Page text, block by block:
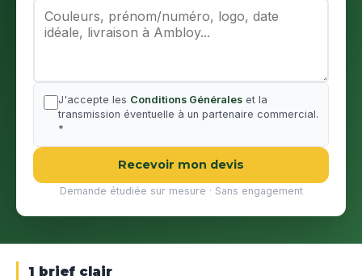
J'accepte les Conditions Générales et la
transmission éventuelle à un partenaire commercial.
*
Recevoir mon devis
Demande étudiée sur mesure · Sans engagement
1 brief clair